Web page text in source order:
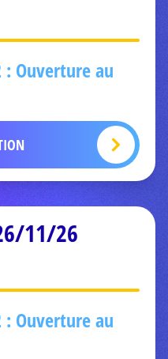
Ouverture au
11/26
Ouverture au